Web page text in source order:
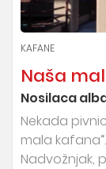
KAFANE
Naša
Nosilaca
Nekada
mala
Nadvožnjak,